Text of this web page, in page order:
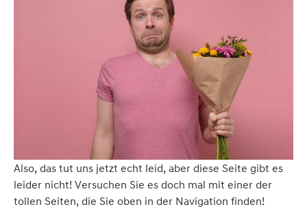
Also, das tut uns jetzt echt leid, aber diese Seite gibt es
leider nicht! Versuchen Sie es doch mal mit einer der
tollen Seiten, die Sie oben in der Navigation finden!